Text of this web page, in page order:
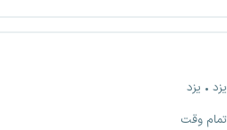
یزد
یزد
تمام وقت